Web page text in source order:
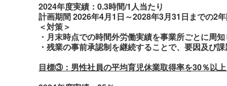
2024年度実績：0.3時間/1人当たり
計画期間 2026年4月1日～2028年3月31日までの2
＜対策＞
・月末時点での時間外労働実績を事業所ごとに周
・残業の事前承認制を継続することで、要因及び
目標③：男性社員の平均育児休業取得率を30％以